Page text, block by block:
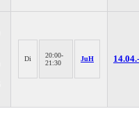
Di
20:00-
21:30
JuH 14.04.-